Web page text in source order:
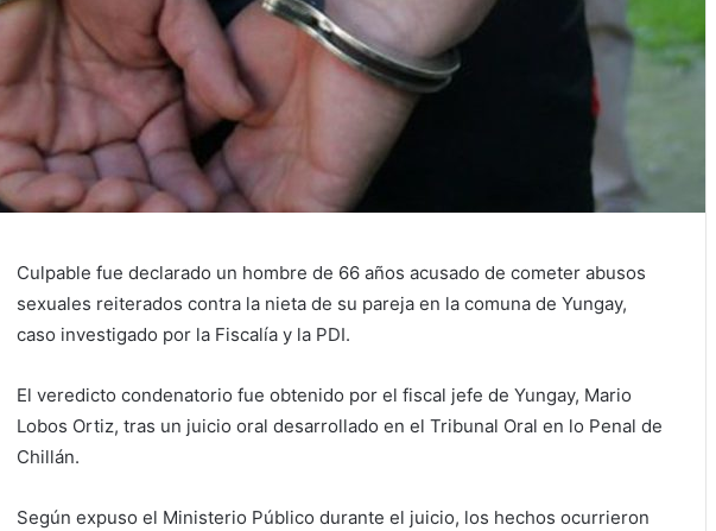
Culpable fue declarado un hombre de 66 años acusado de cometer abusos
sexuales reiterados contra la nieta de su pareja en la comuna de Yungay,
caso investigado por la Fiscalía y la PDI.
El veredicto condenatorio fue obtenido por el fiscal jefe de Yungay, Mario
Lobos Ortiz, tras un juicio oral desarrollado en el Tribunal Oral en lo Penal de
Chillán.
Según expuso el Ministerio Público durante el juicio, los hechos ocurrieron